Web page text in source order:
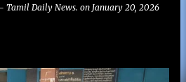
Tamil Daily News. on January 20, 2026